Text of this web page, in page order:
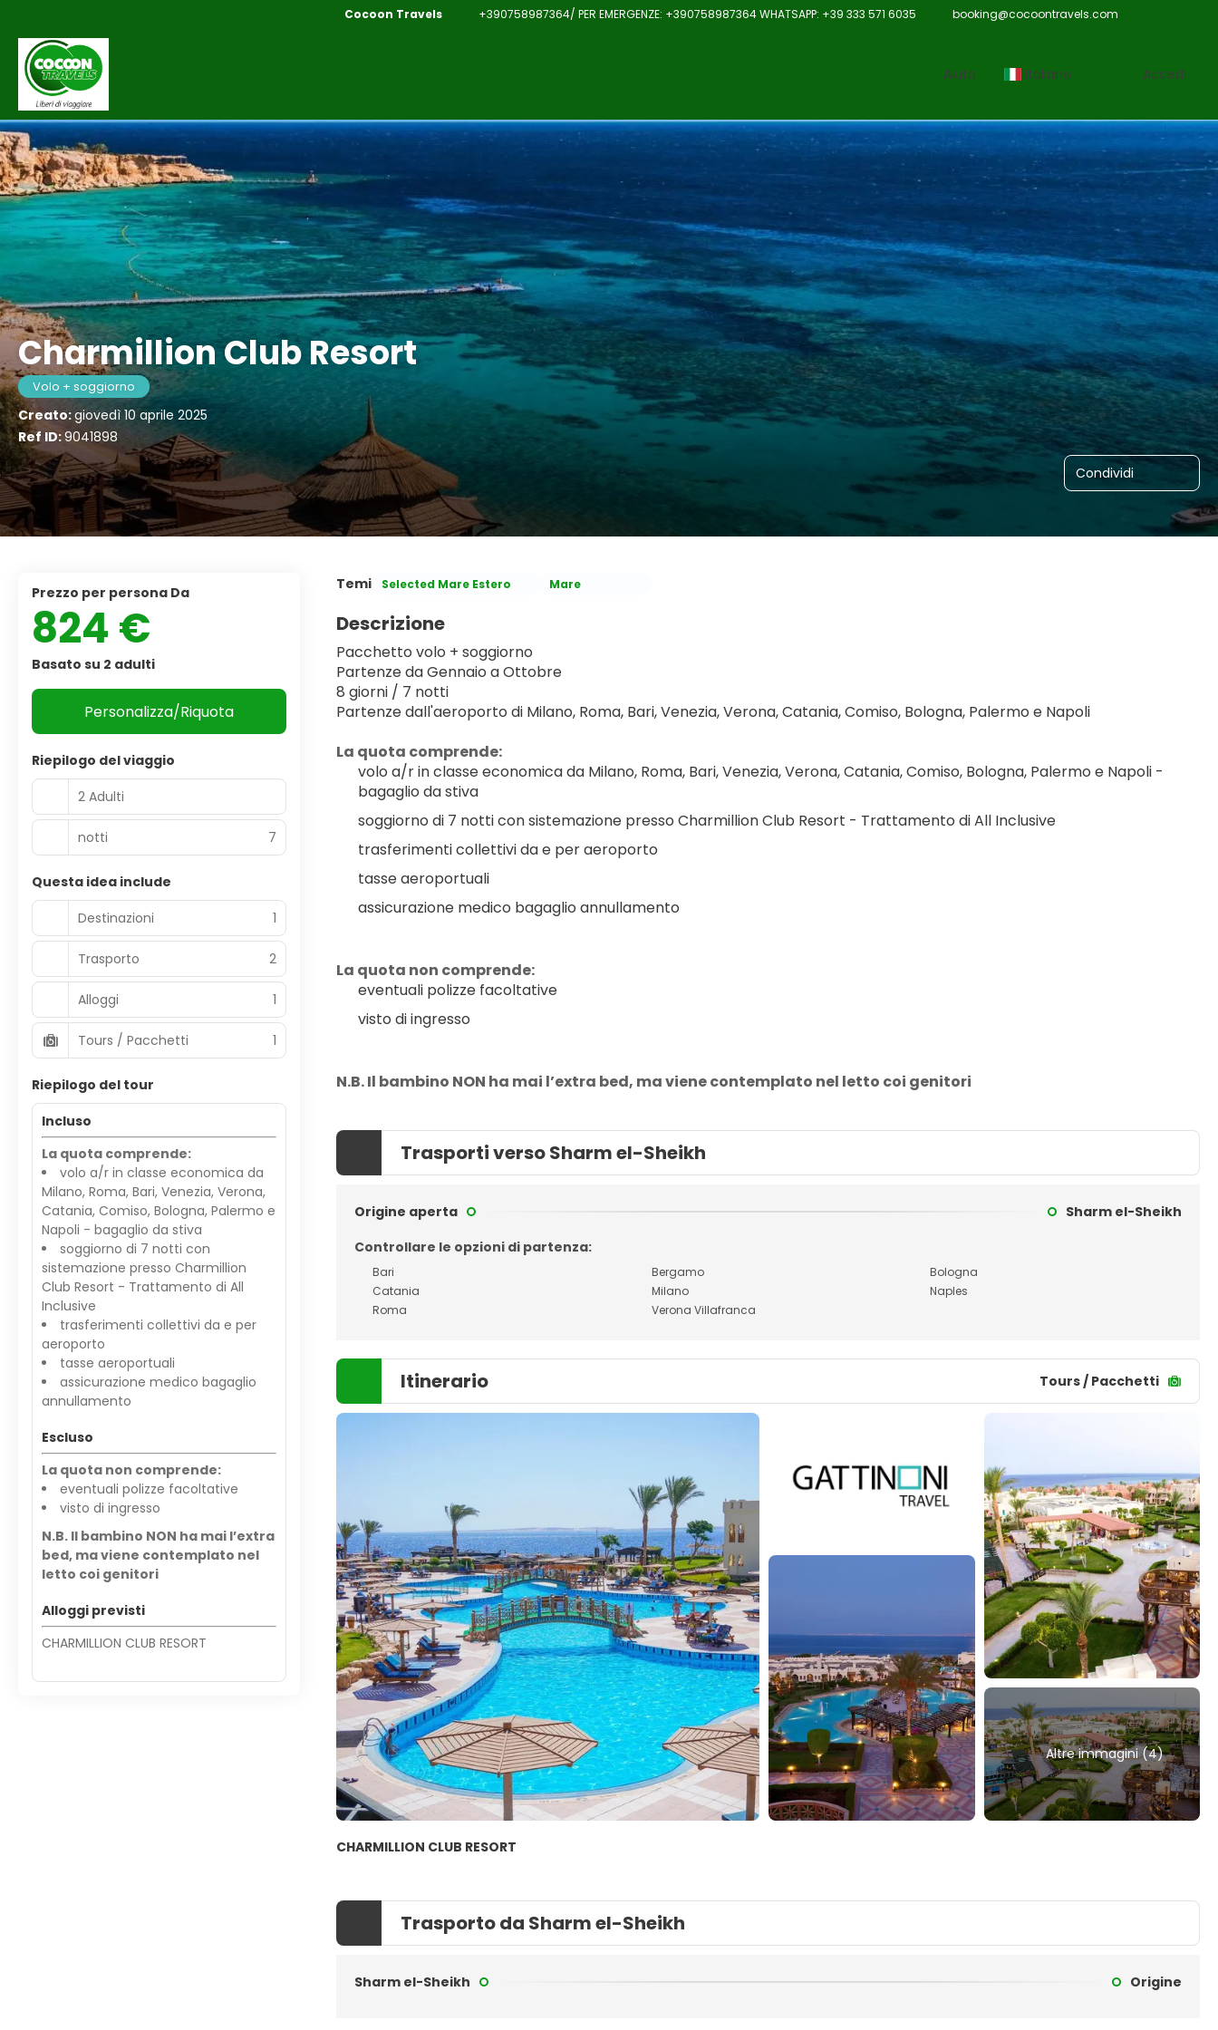
Cocoon Travels +390758987364/ PER EMERGENZE: +390758987364 WHATSAPP: +39 333 571 6035 booking@cocoontravels.com
Aiuto Italiano Accedi
Charmillion Club Resort
Volo + soggiorno
Creato:giovedì 10 aprile 2025
Ref ID:9041898
Condividi
Temi Selected Mare Estero Mare
Descrizione
Pacchetto volo + soggiorno
Partenze da Gennaio a Ottobre
8 giorni / 7 notti
Partenze dall'aeroporto di Milano, Roma, Bari, Venezia, Verona, Catania, Comiso, Bologna, Palermo e Napoli
La quota comprende:
volo a/r in classe economica da Milano, Roma, Bari, Venezia, Verona, Catania, Comiso, Bologna, Palermo e Napoli -
bagaglio da stiva
soggiorno di 7 notti con sistemazione presso Charmillion Club Resort - Trattamento di All Inclusive
trasferimenti collettivi da e per aeroporto
tasse aeroportuali
assicurazione medico bagaglio annullamento
La quota non comprende:
eventuali polizze facoltative
visto di ingresso
N.B. Il bambino NON ha mai l’extra bed, ma viene contemplato nel letto coi genitori
Trasporti verso Sharm el-Sheikh
Origine aperta
Sharm el-Sheikh
Controllare le opzioni di partenza:
Bari Bergamo
Bologna
Catania
Milano
Naples
Roma
Verona Villafranca
Itinerario Tours / Pacchetti
Altre immagini (4)
CHARMILLION CLUB RESORT
Trasporto da Sharm el-Sheikh
Sharm el-Sheikh Origine
Prezzo per persona Da
824 €
Basato su 2 adulti
Personalizza/Riquota
Riepilogo del viaggio
2 Adulti
notti 7
Questa idea include
Destinazioni
1
Trasporto 2
Alloggi 1
Tours / Pacchetti 1
Riepilogo del tour
Incluso
La quota comprende:
volo a/r in classe economica da
Milano, Roma, Bari, Venezia, Verona,
Catania, Comiso, Bologna, Palermo e
Napoli - bagaglio da stiva
soggiorno di 7 notti con
sistemazione presso Charmillion
Club Resort - Trattamento di All
Inclusive
trasferimenti collettivi da e per
aeroporto
tasse aeroportuali
assicurazione medico bagaglio
annullamento
Escluso
La quota non comprende:
eventuali polizze facoltative
visto di ingresso
N.B. Il bambino NON ha mai l’extra
bed, ma viene contemplato nel
letto coi genitori
Alloggi previsti
CHARMILLION CLUB RESORT